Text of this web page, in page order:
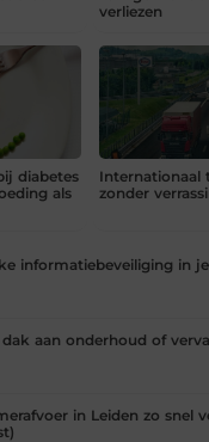
verliezen
diabetes
als
Internationaal
zonder
informatiebeveiliging in
aan onderhoud of
in Leiden zo snel